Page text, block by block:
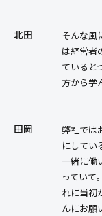
北田
そんな風
は経営者
ていると
方から学
田岡
弊社では
にしてい
一緒に働
っていて
れに当初
んにお願